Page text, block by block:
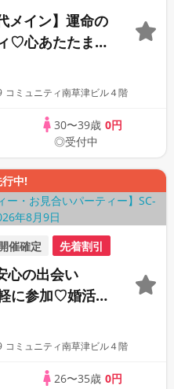
イン】運命の
♡心あたたまる
上がろう♪
ミュニティ南草津ビル４階
30〜39歳 0円
◎受付中
中!
催確定 先着割引
の出会い
に参加♡婚活パ
ミュニティ南草津ビル４階
26〜35歳 0円